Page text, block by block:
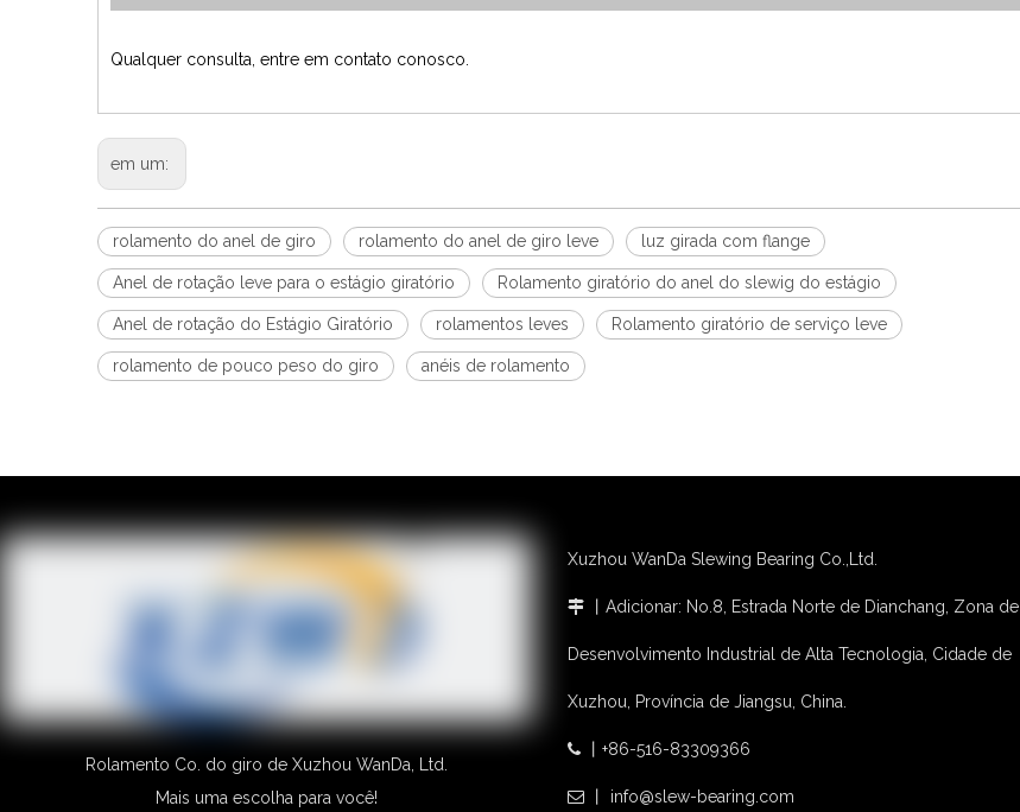
Qualquer consulta, entre em contato conosco.
em um:
rolamento do anel de giro rolamento do anel de giro leve luz girada com flange
Anel de rotação leve para o estágio giratório Rolamento giratório do anel do slewig do estágio
Anel de rotação do Estágio Giratório rolamentos leves Rolamento giratório de serviço leve
rolamento de pouco peso do giro anéis de rolamento
Rolamento Co. do giro de Xuzhou WanDa, Ltd.
Mais uma escolha para você!
Xuzhou WanDa Slewing Bearing Co.,Ltd.
 丨Adicionar: No.8, Estrada Norte de Dianchang, Zona de
Desenvolvimento Industrial de Alta Tecnologia, Cidade de
Xuzhou, Província de Jiangsu, China.
 丨+86-516-83309366
 丨 info@slew-bearing.com